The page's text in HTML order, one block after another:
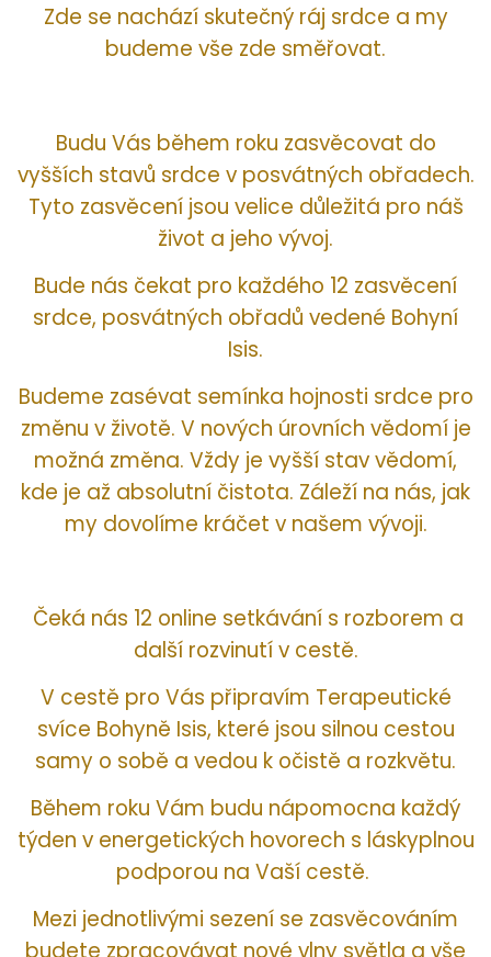
Zde se nachází skutečný ráj srdce a my
budeme vše zde směřovat.
Budu Vás během roku zasvěcovat do
vyšších stavů srdce v posvátných obřadech.
Tyto zasvěcení jsou velice důležitá pro náš
život a jeho vývoj.
Bude nás čekat pro každého 12 zasvěcení
srdce, posvátných obřadů vedené Bohyní
Isis.
Budeme zasévat semínka hojnosti srdce pro
změnu v životě. V nových úrovních vědomí je
možná změna. Vždy je vyšší stav vědomí,
kde je až absolutní čistota. Záleží na nás, jak
my dovolíme kráčet v našem vývoji.
Čeká nás 12 online setkávání s rozborem a
další rozvinutí v cestě.
V cestě pro Vás připravím Terapeutické
svíce Bohyně Isis, které jsou silnou cestou
samy o sobě a vedou k očistě a rozkvětu.
Během roku Vám budu nápomocna každý
týden v energetických hovorech s láskyplnou
podporou na Vaší cestě.
Mezi jednotlivými sezení se zasvěcováním
budete zpracovávat nové vlny světla a vše